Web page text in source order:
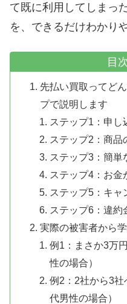
て既に利用してしまっ
を、できるだけわかり
目次
先払い買取ってど
プで説明します
ステップ1：申し
ステップ2：商品
ステップ3：簡単
ステップ4：お金
ステップ5：キャ
ステップ6：違約
実際の被害者から
例1：まさか3万
性の場合）
例2：2社から3
代男性の場合）